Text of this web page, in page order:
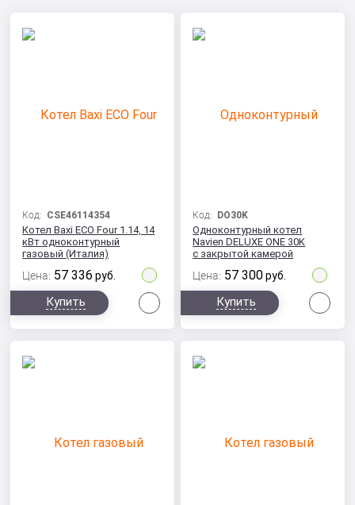
Код: CSE46114354
Котел Baxi ECO Four 1.14, 14
кВт одноконтурный
газовый (Италия)
Цена: 57 336 руб.
Купить
Код: DO30K
Одноконтурный котел
Navien DELUXE ONE 30K
с закрытой камерой
Цена: 57 300 руб.
Купить